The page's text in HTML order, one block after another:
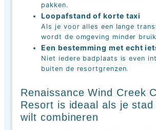
pakken.
Loopafstand of korte taxi
Als je voor alles een lange
wordt de omgeving minder
Een bestemming met echt
Niet iedere badplaats is even
buiten de resortgrenzen.
Renaissance Wind Creek
Resort is ideaal als je
wilt combineren